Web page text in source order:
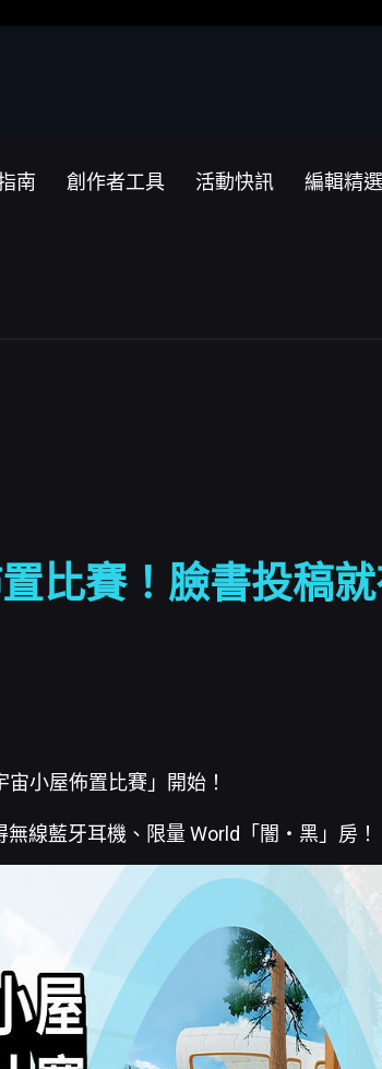
南 創作者工具 活動快訊 編輯精選
比賽！臉書投稿就
宙小屋佈置比賽」開始！
線藍牙耳機、限量 World「闇・黑」房！